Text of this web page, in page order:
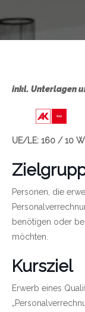
inkl. Unterlagen
UE/LE: 160 / 10
Personen, die
benötigen oder
möchten.
Kursziel
Erwerb eines